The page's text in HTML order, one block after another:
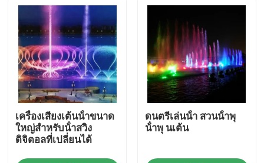
เครื่องเสียงเต้นน้ําขนาด
ใหญ่สําหรับน้ําสวิง
ดิจิตอลที่เปลี่ยนได้
ดนตรีเล่นน้ํา สวนน้ําพุ
น้ําพุ นเต้น